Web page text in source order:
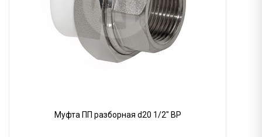
Муфта ПП разборная d20 1/2" ВР